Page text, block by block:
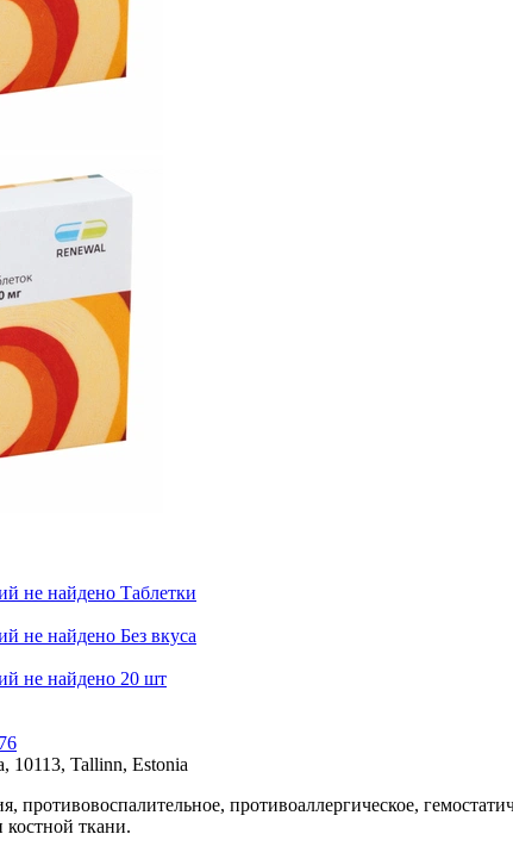
не найдено Таблетки
не найдено Без вкуса
не найдено 20 шт
10113, Tallinn, Estonia
противоаллергическое,
ткани.